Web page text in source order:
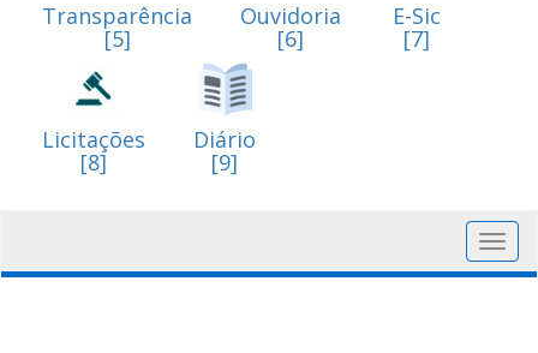
Transparência
[5]
Ouvidoria
[6]
E-Sic
[7]
Licitações
[8]
Diário
[9]